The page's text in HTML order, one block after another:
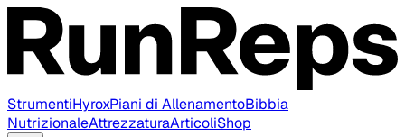
StrumentiHyroxPiani di AllenamentoBibbia
NutrizionaleAttrezzaturaArticoliShop